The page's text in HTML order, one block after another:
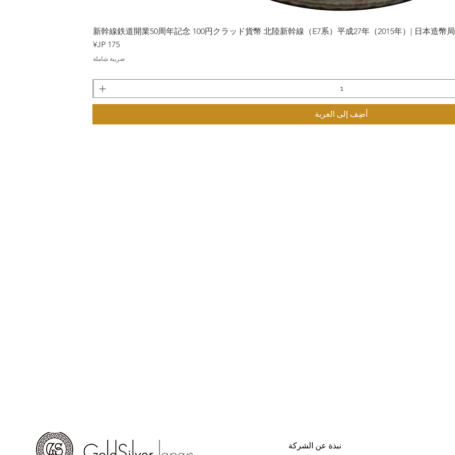
العرض السريع
新幹線鉄道開業50周年記念 100円クラッド貨幣 北陸新幹線（E7系）平成27年（2015年）| 日本造幣
السعر
ضريبة شاملة
أضِف إلى العربة
نبذة عن الشركة